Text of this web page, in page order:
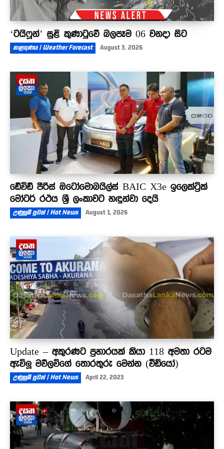
‘ටයිෆූන්’ සුළි කුණාටුවේ බලපෑම 06 වනදා සිට
කාළගුණය | Weather Forecast August 3, 2026
ඩේවිඩ් පීරිස් ඔටෝමොබයිල්ස් BAIC X3e ඉලෙක්ට්‍රික්
මෝටර් රථය ශ්‍රී ලංකාවට හඳුන්වා දෙයි
උණුසුම් පුවත් | Hot News August 1, 2026
Update – අකුරණට ප්‍රහාරයක් කියා 118 අමතා රටම
ඇවිලූ මව්ලවිගේ තොරතුරු මෙන්න (වීඩියෝ)
උණුසුම් පුවත් | Hot News April 22, 2023